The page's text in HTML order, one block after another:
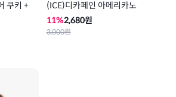
쿠키 +
(ICE)디카페인 아메리카노
11%2,680원
3,000원